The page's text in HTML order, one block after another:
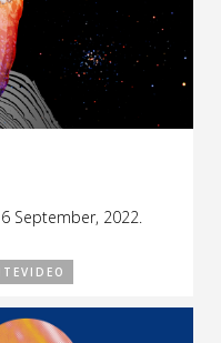
September, 2022.